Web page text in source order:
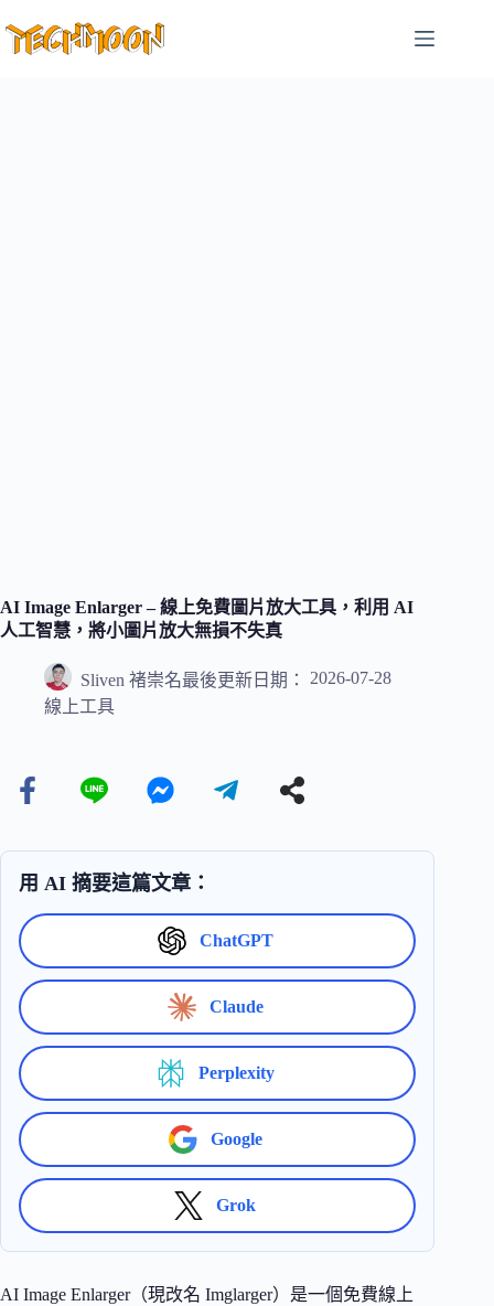
至
AI Image Enlarger – 線上免費圖片放大工具，利用 AI
人工智慧，將小圖片放大無損不失真
Sliven 褚崇名最後更新日期：
2026-07-28
線上工具
用 AI 摘要這篇文章：
ChatGPT
Claude
Perplexity
Google
Grok
AI Image Enlarger（現改名 Imglarger）是一個免費線上